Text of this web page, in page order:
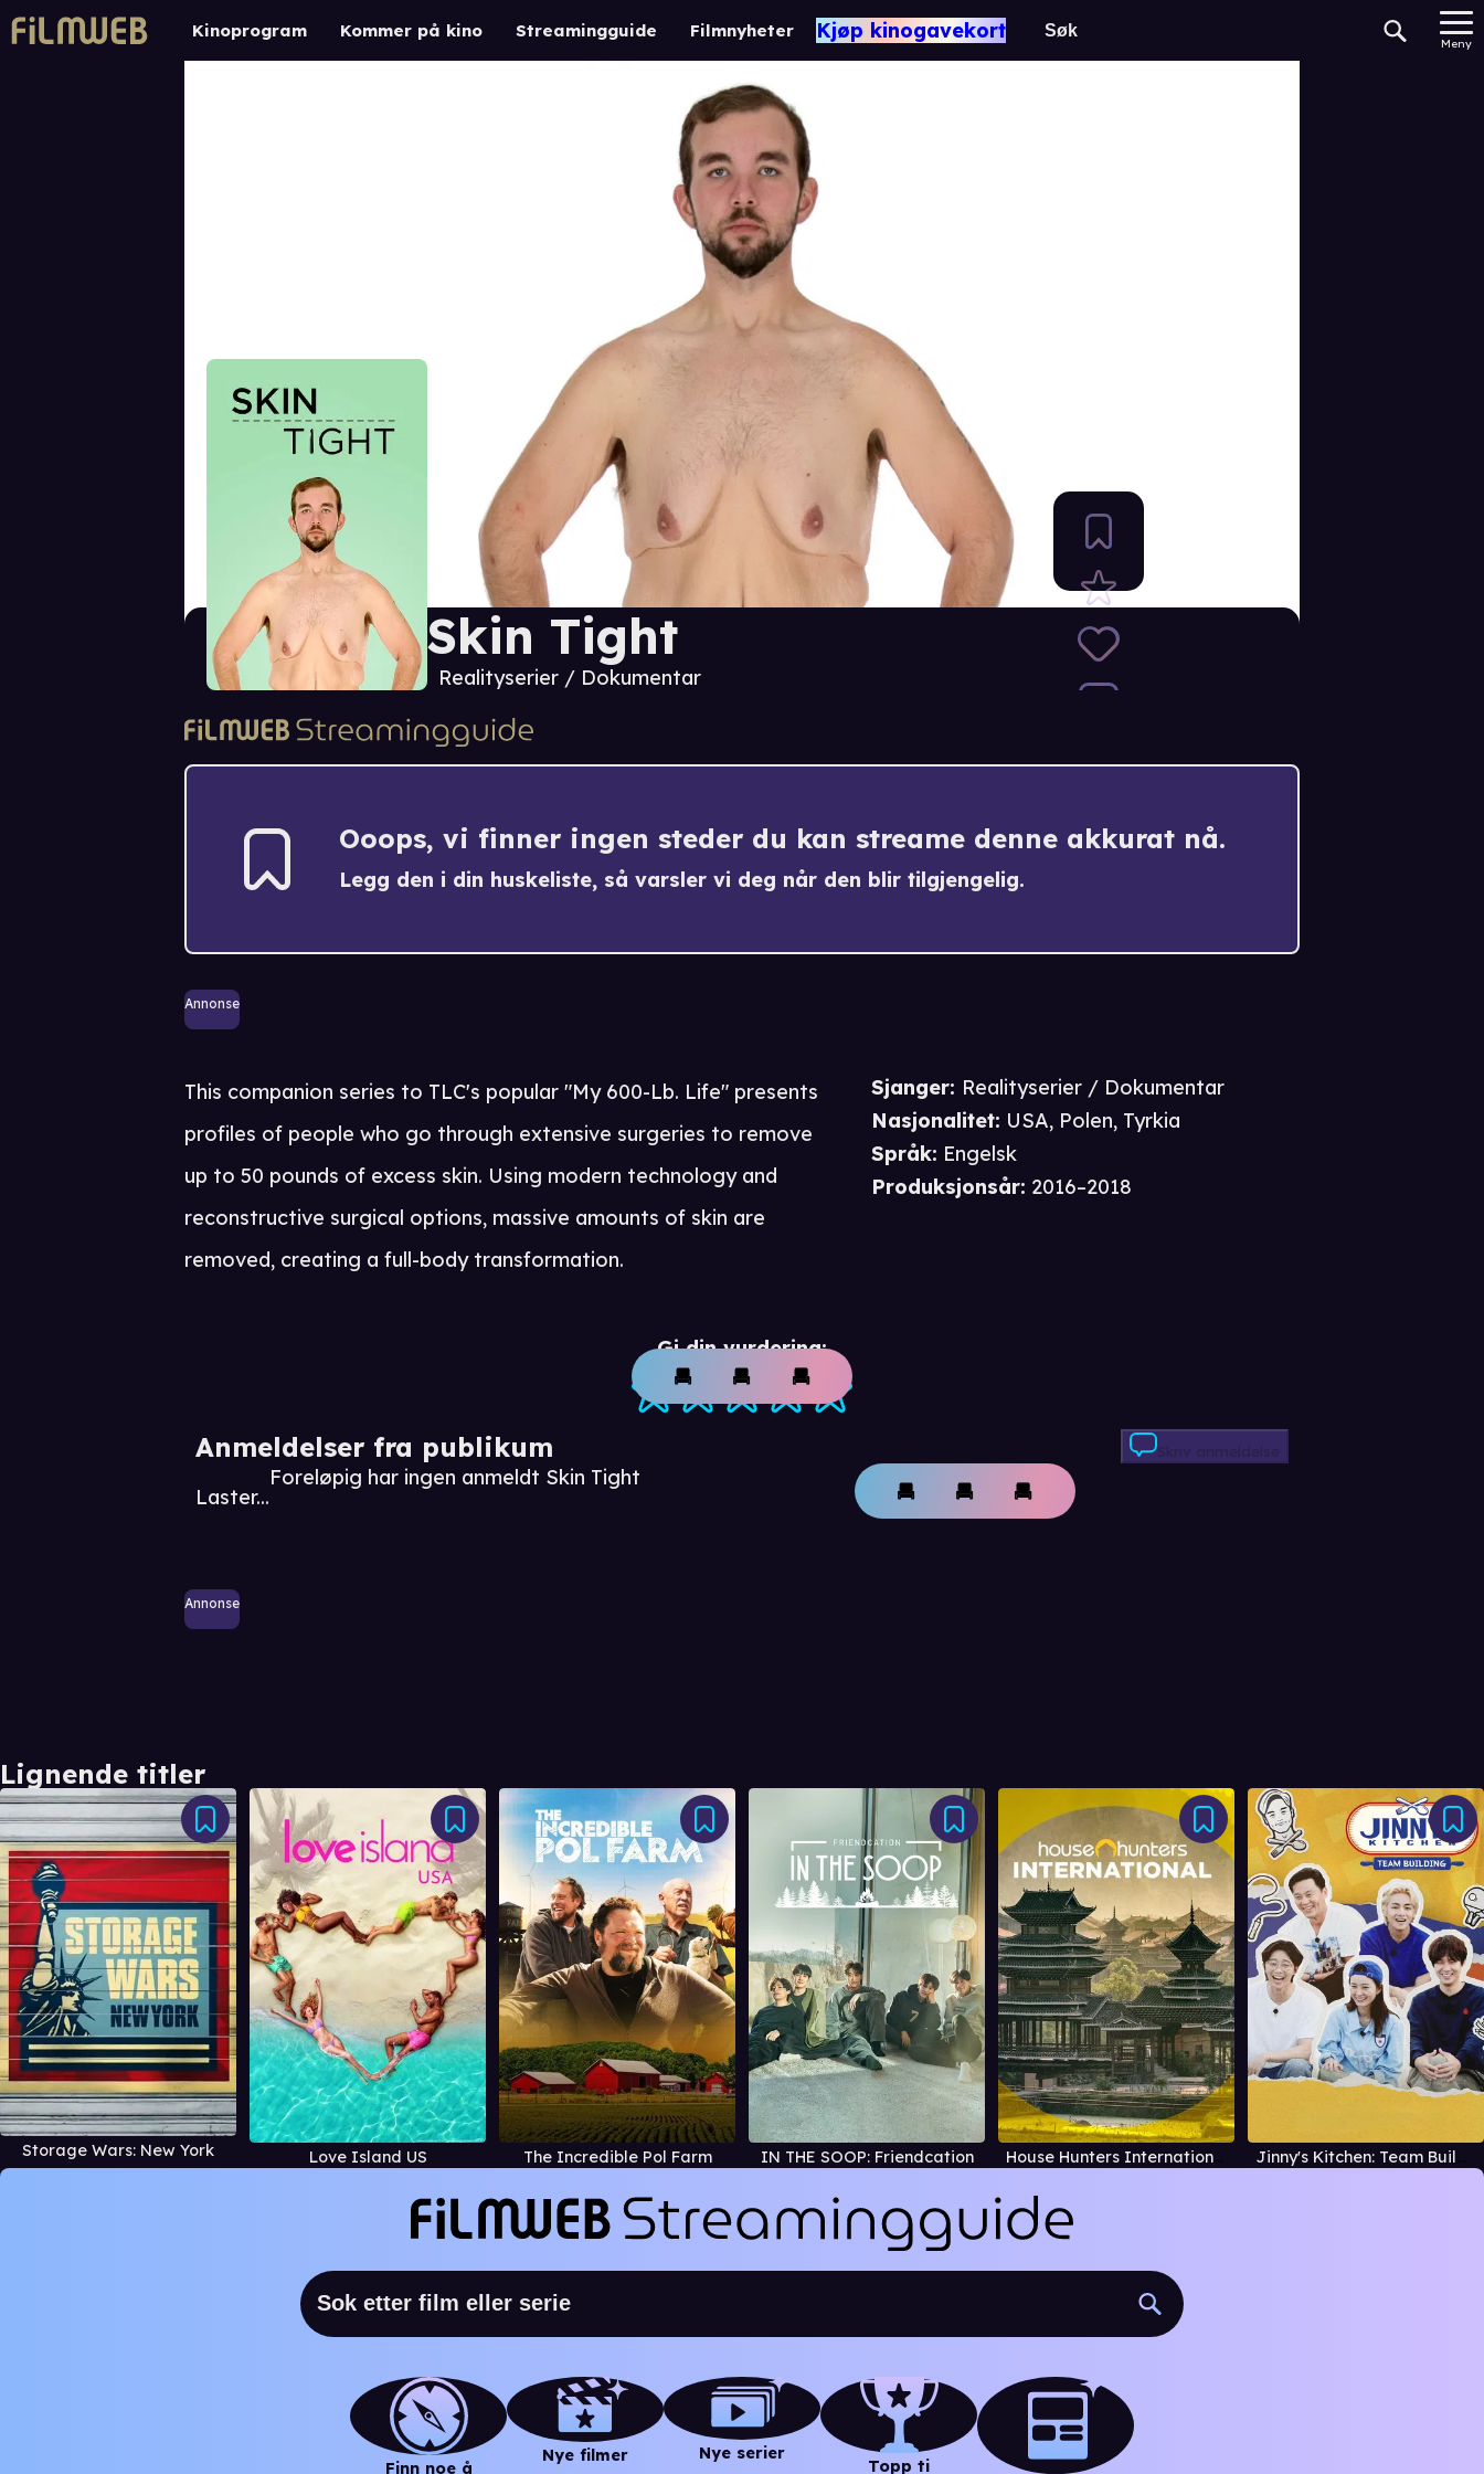
Kinoprogram Kommer på kino Streamingguide Filmnyheter Kjøp kinogavekort
Meny
Skin Tight
Realityserier / Dokumentar
Ooops, vi finner ingen steder du kan streame denne akkurat nå.
Legg den i din huskeliste, så varsler vi deg når den blir tilgjengelig.
Annonse
Gi din vurdering:
Anmeldelser fra publikum
Laster...
Foreløpig har ingen anmeldt Skin Tight
Skriv anmeldelse
Annonse
Sjanger: Realityserier / Dokumentar
Nasjonalitet: USA, Polen, Tyrkia
Språk: Engelsk
Produksjonsår: 2016–2018
This companion series to TLC's popular "My 600-Lb. Life" presents
profiles of people who go through extensive surgeries to remove
up to 50 pounds of excess skin. Using modern technology and
reconstructive surgical options, massive amounts of skin are
removed, creating a full-body transformation.
Lignende titler
Storage Wars: New York Love Island US The Incredible Pol Farm IN THE SOOP: Friendcation House Hunters International Jinny's Kitchen: Team Building
Finn noe å
Nye filmer Nye serier
Topp ti